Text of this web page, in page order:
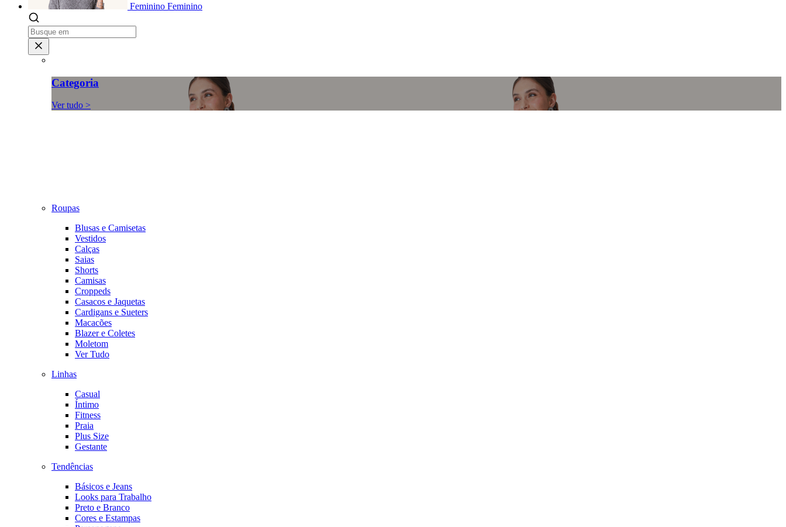
Feminino Feminino
Categoria
Ver tudo >
Roupas
Blusas e Camisetas
Vestidos
Calças
Saias
Shorts
Camisas
Croppeds
Casacos e Jaquetas
Cardigans e Sueters
Macacões
Blazer e Coletes
Moletom
Ver Tudo
Linhas
Casual
Íntimo
Fitness
Praia
Plus Size
Gestante
Tendências
Básicos e Jeans
Looks para Trabalho
Preto e Branco
Cores e Estampas